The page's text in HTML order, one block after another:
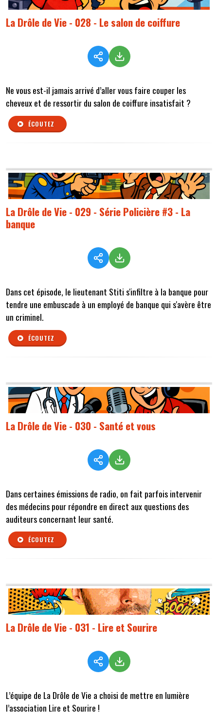
La Drôle de Vie - 028 - Le salon de coiffure
Ne vous est-il jamais arrivé d’aller vous faire couper les
cheveux et de ressortir du salon de coiffure insatisfait ?
ÉCOUTEZ
La Drôle de Vie - 029 - Série Policière #3 - La
banque
Dans cet épisode, le lieutenant Stiti s'infiltre à la banque pour
tendre une embuscade à un employé de banque qui s'avère être
un criminel.
ÉCOUTEZ
La Drôle de Vie - 030 - Santé et vous
Dans certaines émissions de radio, on fait parfois intervenir
des médecins pour répondre en direct aux questions des
auditeurs concernant leur santé.
ÉCOUTEZ
La Drôle de Vie - 031 - Lire et Sourire
L’équipe de La Drôle de Vie a choisi de mettre en lumière
l’association Lire et Sourire !